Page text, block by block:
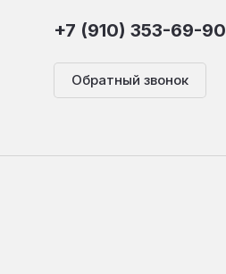
+7 (910) 353-69-90
Обратный звонок